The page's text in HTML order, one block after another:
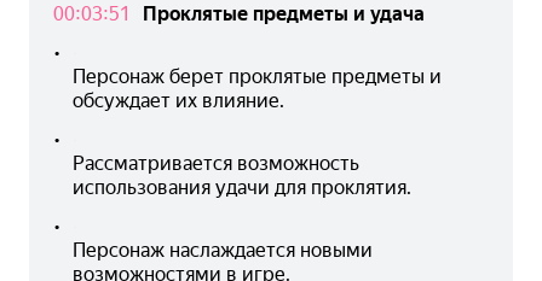
00:03:51
Проклятые предметы и удача
Персонаж берет проклятые предметы и
обсуждает их влияние.
Рассматривается возможность
использования удачи для проклятия.
Персонаж наслаждается новыми
возможностями в игре.